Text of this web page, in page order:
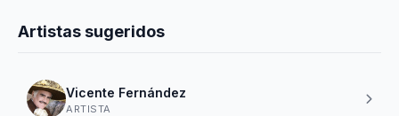
Artistas sugeridos
Vicente Fernández
ARTISTA